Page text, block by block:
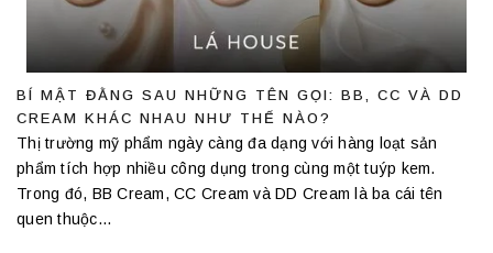
BÍ MẬT ĐẰNG SAU NHỮNG TÊN GỌI: BB, CC VÀ DD
CREAM KHÁC NHAU NHƯ THẾ NÀO?
Thị trường mỹ phẩm ngày càng đa dạng với hàng loạt sản
phẩm tích hợp nhiều công dụng trong cùng một tuýp kem.
Trong đó, BB Cream, CC Cream và DD Cream là ba cái tên
quen thuộc...